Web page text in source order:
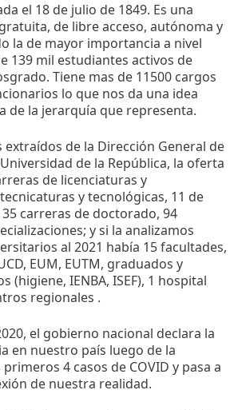
el 18 de julio de 1849. Es una
de libre acceso, autónoma y
la de mayor importancia a nivel
139 mil estudiantes activos de
Tiene mas de 11500 cargos
lo que nos da una idea
de la jerarquía que representa.
extraídos de la Dirección General de
de la República, la oferta
de licenciaturas y
y tecnológicas, 11 de
carreras de doctorado, 94
y si la analizamos
al 2021 había 15 facultades,
EUM, EUTM, graduados y
(higiene, IENBA, ISEF), 1 hospital
regionales .
el gobierno nacional declara la
en nuestro país luego de la
4 casos de COVID y pasa a
de nuestra realidad.